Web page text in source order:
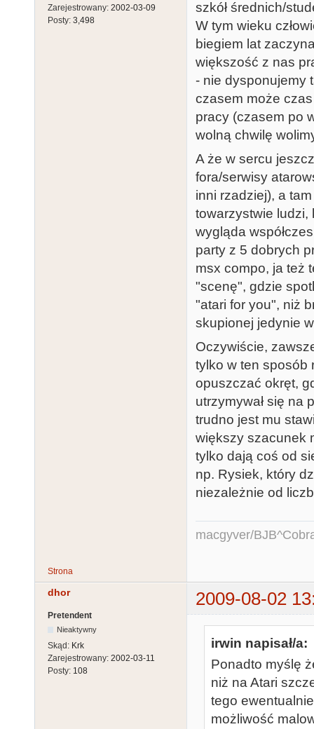
Zarejestrowany: 2002-03-09
Posty: 3,498
szkół średnich/
W tym wieku
biegiem lat
większość z nas
- nie dysponujemy
czasem może
pracy (czasem po
wolną chwilę
A że w sercu
fora/serwisy
inni rzadziej), a
towarzystwie ludzi,
wygląda
party z 5 dobrych
msx compo, ja też
"scenę", gdzie
"atari for you", niż
skupionej jedynie
Oczywiście,
tylko w ten sposób
opuszczać okręt,
utrzymywał się na
trudno jest mu
większy szacunek
tylko dają coś od
np. Rysiek, który
niezależnie od
macgyver/
Strona
dhor 2009-08-02
Pretendent
Nieaktywny
Skąd: Krk
Zarejestrowany: 2002-03-11
Posty: 108
irwin napisał/a:
Ponadto myślę
niż na Atari
tego
możliwość